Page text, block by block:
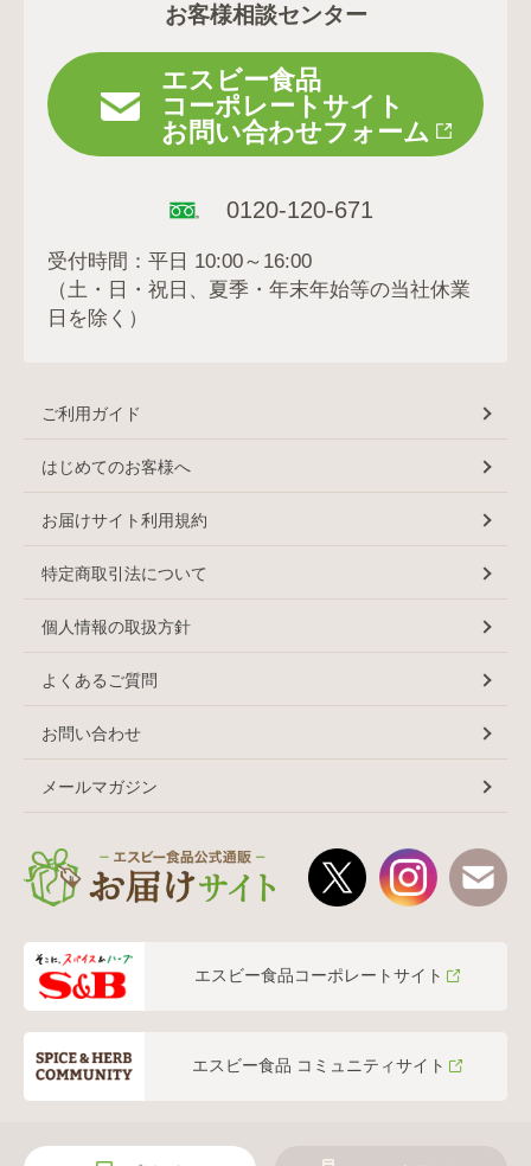
お客様相談センター
エスビー食品
コーポレートサイト
お問い合わせフォーム
0120-120-671
受付時間：平日 10:00～16:00
（土・日・祝日、夏季・年末年始等の当社休業
日を除く）
ご利用ガイド
はじめてのお客様へ
お届けサイト利用規約
特定商取引法について
個人情報の取扱方針
よくあるご質問
お問い合わせ
メールマガジン
エスビー食品コーポレートサイト
エスビー食品 コミュニティサイト